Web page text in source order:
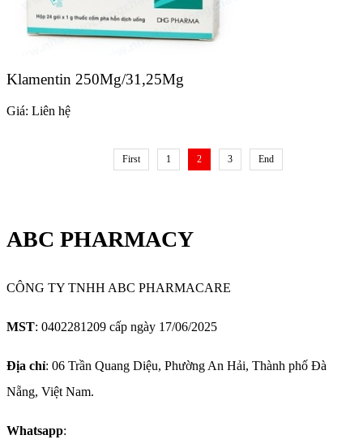
Klamentin 250Mg/31,25Mg
Giá: Liên hệ
First 1 2 3 End
ABC PHARMACY
CÔNG TY TNHH ABC PHARMACARE
MST: 0402281209 cấp ngày 17/06/2025
Địa chỉ: 06 Trần Quang Diệu, Phường An Hải, Thành phố Đà
Nẵng, Việt Nam.
Whatsapp: